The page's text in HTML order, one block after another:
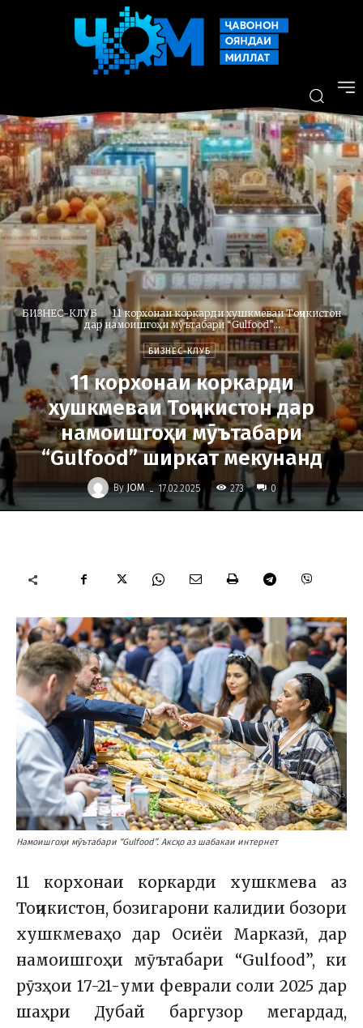
БИЗНЕС-КЛУБ
11 корхонаи коркарди хушкмеваи Тоҷикистон
дар намоишгоҳи мӯътабари “Gulfood”...
БИЗНЕС-КЛУБ
11 корхонаи коркарди
хушкмеваи Тоҷикистон дар
намоишгоҳи мӯътабари
“Gulfood” ширкат мекунанд
By JOM - 17.02.2025 273 0
Намоишгоҳи мӯътабари “Gulfood”. Аксҳо аз шабакаи интернет
11 корхонаи коркарди хушкмева аз
Тоҷикистон, бозигарони калидии бозори
хушкмеваҳо дар Осиёи Марказӣ, дар
намоишгоҳи мӯътабари “Gulfood”, ки
рӯзҳои 17-21-уми феврали соли 2025 дар
шаҳри Дубай баргузор мегардад,